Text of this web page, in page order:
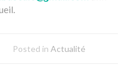
Posted in Actualité